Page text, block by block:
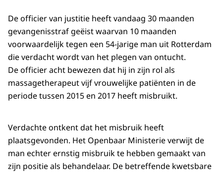
De officier van justitie heeft vandaag 30 maanden
gevangenisstraf geëist waarvan 10 maanden
voorwaardelijk tegen een 54-jarige man uit Rotterdam
die verdacht wordt van het plegen van ontucht.
De officier acht bewezen dat hij in zijn rol als
massagetherapeut vijf vrouwelijke patiënten in de
periode tussen 2015 en 2017 heeft misbruikt.
Verdachte ontkent dat het misbruik heeft
plaatsgevonden. Het Openbaar Ministerie verwijt de
man echter ernstig misbruik te hebben gemaakt van
zijn positie als behandelaar. De betreffende kwetsbare